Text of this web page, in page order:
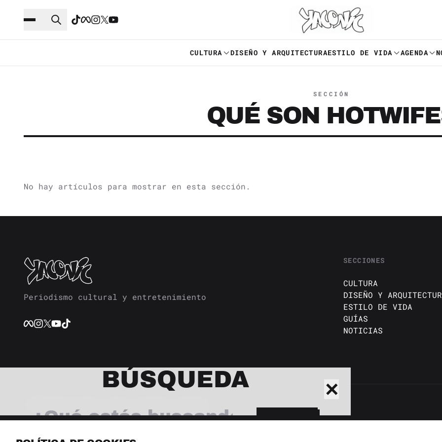
CULTURA DISEÑO Y ARQUITECTURAESTILO DE VIDA AGENDA
SECCIÓN
QUÉ SON
No hay artículos para mostrar en esta sección.
Periodismo cultural y entretenimiento
SECCIONES
CULTURA
DISEÑO Y
ESTILO DE VIDA
GUÍAS
NOTICIAS
✕
BÚSQUEDA
BUSCAR